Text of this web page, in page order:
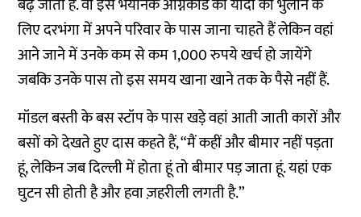
बढ़ जाती है. वो इस भयानक अग्निकांड की यादों को भुलाने के
लिए दरभंगा में अपने परिवार के पास जाना चाहते हैं लेकिन वहां
आने जाने में उनके कम से कम 1,000 रुपये खर्च हो जायेंगे
जबकि उनके पास तो इस समय खाना खाने तक के पैसे नहीं हैं.
मॉडल बस्ती के बस स्टॉप के पास खड़े वहां आती जाती कारों और
बसों को देखते हुए दास कहते हैं, “मैं कहीं और बीमार नहीं पड़ता
हूं, लेकिन जब दिल्ली में होता हूं तो बीमार पड़ जाता हूं. यहां एक
घुटन सी होती है और हवा ज़हरीली लगती है.”